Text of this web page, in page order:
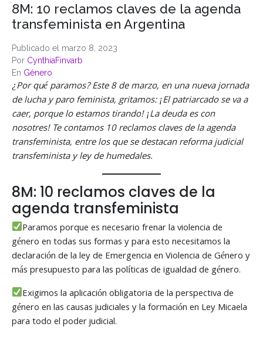
Publicado el marzo 8, 2023
Por CynthiaFinvarb
En Género
8M: 10 reclamos claves de la agenda
transfeminista en Argentina
¿Por qué paramos? Este 8 de marzo, en una nueva jornada
de lucha y paro feminista, gritamos: ¡El patriarcado se va a
caer, porque lo estamos tirando! ¡La deuda es con
nosotres! Te contamos 10 reclamos claves de la agenda
transfeminista, entre los que se destacan reforma judicial
transfeminista y ley de humedales.
8M: 10 reclamos claves de la
agenda transfeminista
Paramos porque es necesario frenar la violencia de
género en todas sus formas y para esto necesitamos la
declaración de la ley de Emergencia en Violencia de Género y
más presupuesto para las políticas de igualdad de género.
Exigimos la aplicación obligatoria de la perspectiva de
género en las causas judiciales y la formación en Ley Micaela
para todo el poder judicial.